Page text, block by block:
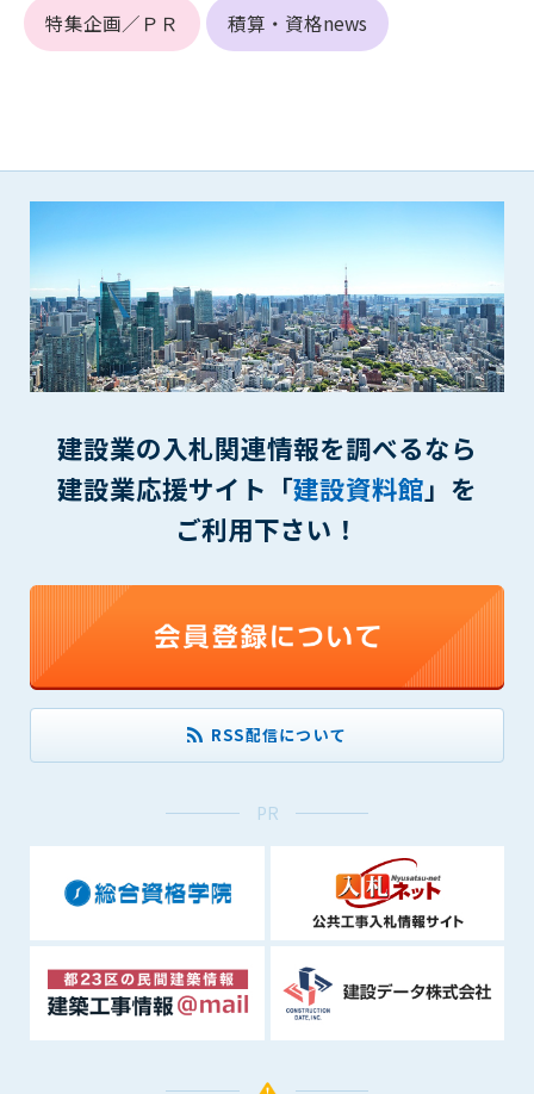
特集企画／ＰＲ 積算・資格news
建設業の入札関連情報を調べるなら
建設業応援サイト「建設資料館」を
ご利用下さい！
RSS配信について
PR
(5) 第三者に不利益を与える行為
(6) 管理者が承認していない営利を目的とした行為
を、営利を目的として第三者に転売し、または転売のため
に第三者に提供すること
第7条（登録内容の削除）
管理者は、会員が登録した内容が以下に該当する、またはその
恐れのあるものは、会員の承諾なく削除できるものとします。
(1) 登録されている情報が、第6条の定める禁止事項に該当する
と管理者が、判断した場合
(2) 建設資料館の運営および保守管理上、必要と判断した場合
(4) その他、管理者が不適当と判断した場合
第8条（サービスの変更・中止等）
管理者は、会員の承諾なく、本サービス内容の変更(新規追加、
できるものとします。これに起因する会員または他の第三者が
被った損害について管理者は､一切の責任をも負わないものと
します。
第9条（会員の個人情報）
会員の氏名、住所、性別、年齢、メールアドレスその他本サー
個人情報といいます）について、管理者は、以下の各号に該当
(1) 会員が、自己の個人情報の開示に事前に同意している場合
(2) 個々の会員を特定できない統計的な処理をした形式で第三
者に提供する場合
(3) 第三者および管理者の権利、財産、安全等を保護するため
に必要であると管理者が判断した場合
(4) 法令等により開示を求められた場合
第10条（免責事項）
管理者は、会員が登録した内容が以下に該当する、またはその